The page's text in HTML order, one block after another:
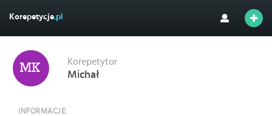
Korepetycje.pl
Korepetytor
Michał
INFORMACJE: